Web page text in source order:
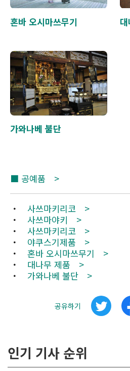
혼바 오시마쓰무기
가와나베 불단
■ 공예품 >
・
사쓰마키리코 >
・
사쓰마야키 >
・
사쓰마키리코 >
・
야쿠스기제품 >
・
혼바 오시마쓰무기 >
・
대나무 제품 >
・
가와나베 불단 >
공유하기
인기 기사 순위